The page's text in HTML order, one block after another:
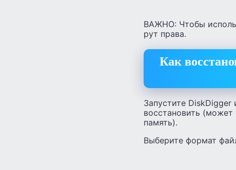
ВАЖНО: Чтобы
рут права.
Как
Запустите
восстановить
память).
Выберите формат